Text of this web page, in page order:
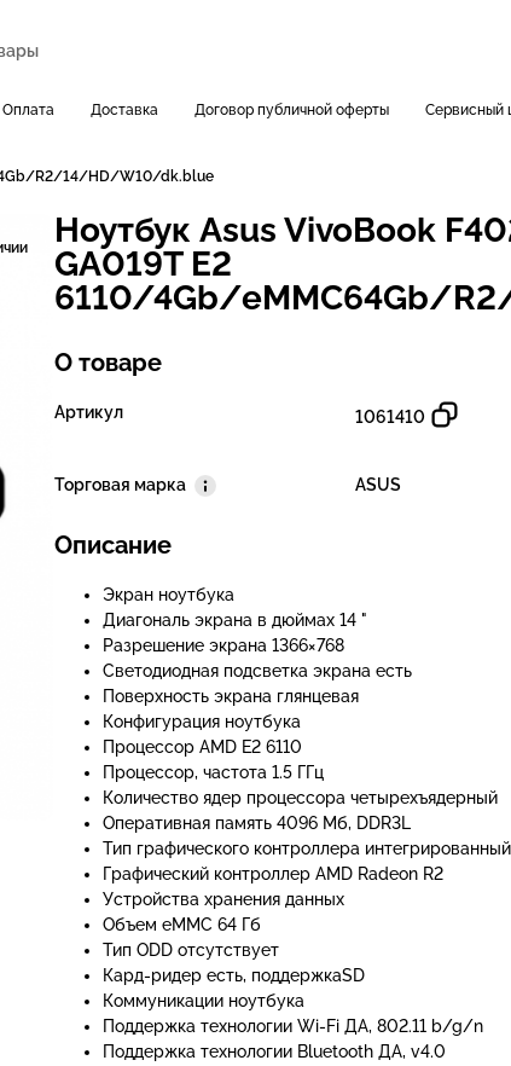
Оплата Доставка Договор публичной оферты Сервисный
R2/14/HD/W10/dk.blue
Ноутбук Asus VivoBook
GA019T E2
6110/4Gb/eMMC64Gb/
О товаре
Артикул 1061410
Торговая марка ASUS
Описание
Экран ноутбука
Диагональ экрана в дюймах 14 "
Разрешение экрана 1366×768
Светодиодная подсветка экрана есть
Поверхность экрана глянцевая
Конфигурация ноутбука
Процессор AMD E2 6110
Процессор, частота 1.5 ГГц
Количество ядер процессора четырехъядерный
Оперативная память 4096 Мб, DDR3L
Тип графического контроллера интегрированный
Графический контроллер AMD Radeon R2
Устройства хранения данных
Объем eMMC 64 Гб
Тип ODD отсутствует
Кард-ридер есть, поддержкаSD
Коммуникации ноутбука
Поддержка технологии Wi-Fi ДА, 802.11 b/g/n
Поддержка технологии Bluetooth ДА, v4.0